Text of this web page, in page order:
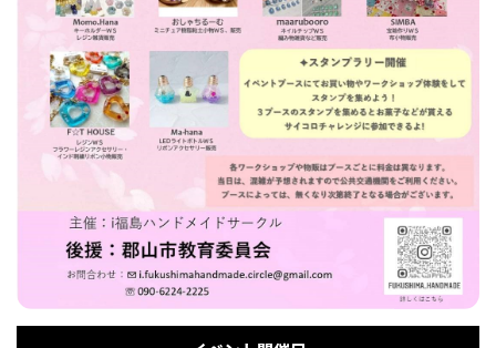
パン アジア・エスニッ テイクアウト
レジャー・スポー
ツ施設
非日常 イベントレポート
その他
脱毛 温活・サウナ 歯列矯正・審美歯
科
その他
幼稚園 教育 ライフイベント